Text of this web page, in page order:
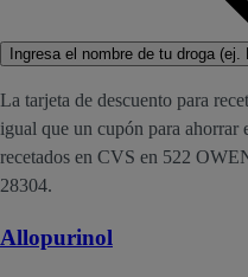
Ingresa el nombre de tu droga (ej.
La tarjeta de descuento para
igual que un cupón para ahorrar
recetados en CVS en 522
28304.
Allopurinol